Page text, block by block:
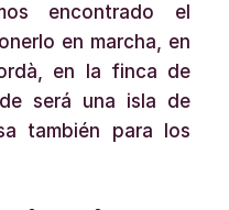
encontrado el
en marcha, en
en la finca de
será una isla de
también para los